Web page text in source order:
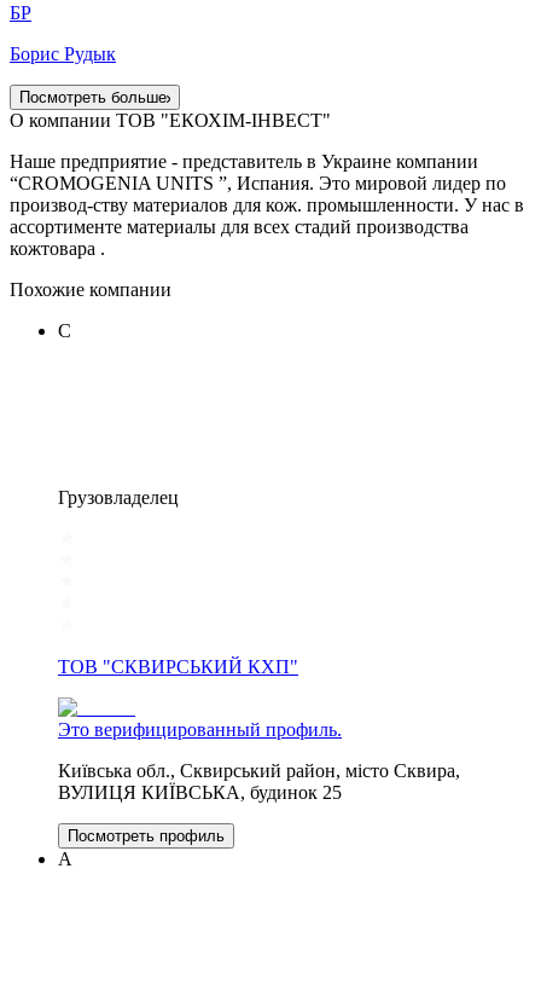
БР
Борис Рудык
Посмотреть больше
О компании ТОВ "ЕКОХІМ-ІНВЕСТ"
Наше предприятие - представитель в Украине компании
“CROMOGENIA UNITS ”, Испания. Это мировой лидер по
производ-ству материалов для кож. промышленности. У нас в
ассортименте материалы для всех стадий производства
кожтовара .
Похожие компании
С
Грузовладелец
ТОВ "СКВИРСЬКИЙ КХП"
Это верифицированный профиль.
Київська обл., Сквирський район, місто Сквира,
ВУЛИЦЯ КИЇВСЬКА, будинок 25
Посмотреть профиль
А